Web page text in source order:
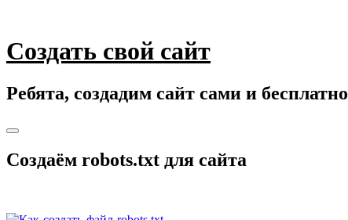
content
Создать свой сайт
Ребята, создадим сайт сами и бесплатно
Toggle
Создаём robots.txt для сайта